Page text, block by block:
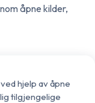
åpne kilder,
hjelp av åpne
tilgjengelige